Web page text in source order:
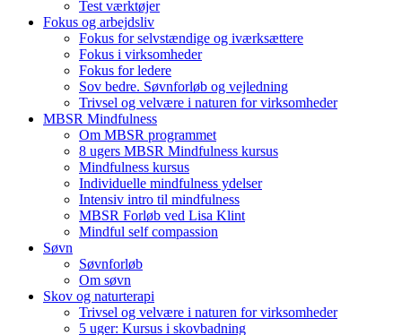
Test værktøjer
Fokus og arbejdsliv
Fokus for selvstændige og iværksættere
Fokus i virksomheder
Fokus for ledere
Sov bedre. Søvnforløb og vejledning
Trivsel og velvære i naturen for virksomheder
MBSR Mindfulness
Om MBSR programmet
8 ugers MBSR Mindfulness kursus
Mindfulness kursus
Individuelle mindfulness ydelser
Intensiv intro til mindfulness
MBSR Forløb ved Lisa Klint
Mindful self compassion
Søvn
Søvnforløb
Om søvn
Skov og naturterapi
Trivsel og velvære i naturen for virksomheder
5 uger: Kursus i skovbadning